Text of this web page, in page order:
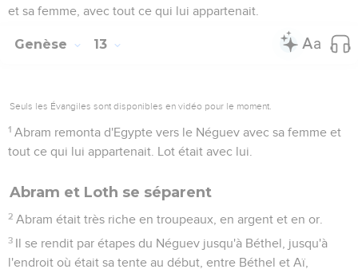
et sa femme, avec tout ce qui lui appartenait.
Genèse 13
Seuls les Évangiles sont disponibles en vidéo pour le moment.
1 Abram remonta d'Egypte vers le Néguev avec sa femme et
tout ce qui lui appartenait. Lot était avec lui.
Abram et Loth se séparent
2 Abram était très riche en troupeaux, en argent et en or.
3 Il se rendit par étapes du Néguev jusqu'à Béthel, jusqu'à
l'endroit où était sa tente au début, entre Béthel et Aï,